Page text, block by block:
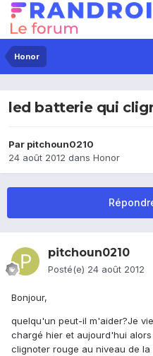
Honor
led batterie qui
Par pitchoun0210
24 août 2012 dans Honor
pitchoun0210
Posté(e) 24 août 2012
Bonjour,
quelqu'un peut-il m'aider?Je
chargé hier et aujourd'hui
clignoter rouge au niveau de